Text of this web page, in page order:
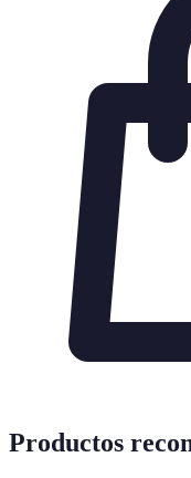
Productos